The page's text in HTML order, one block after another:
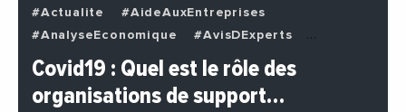
#Actualite
#AideAuxEntreprises
#AnalyseEconomique
#AvisDExperts
#BuzzNews
#Decideurs
#EchangesMediterraneens
#EnDirectDe
#Entreprises
#Institutions
Covid19 : Quel est le rôle des
organisations de support…